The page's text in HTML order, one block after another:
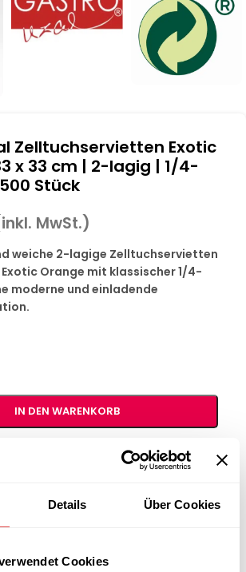
Details Über Cookies
Cookies
Zelltuchservietten Exotic
x 33 cm | 2-lagig | 1/4-
Stück
MwSt.)
weiche 2-lagige Zelltuchservietten
Orange mit klassischer 1/4-
moderne und einladende
IN DEN WARENKORB
B2B-Angebot
G228586